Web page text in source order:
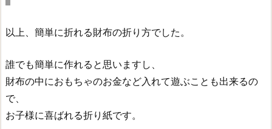
以上、簡単に折れる財布の折り方でした。
誰でも簡単に作れると思いますし、
財布の中におもちゃのお金など入れて遊ぶことも出来るの
で、
お子様に喜ばれる折り紙です。